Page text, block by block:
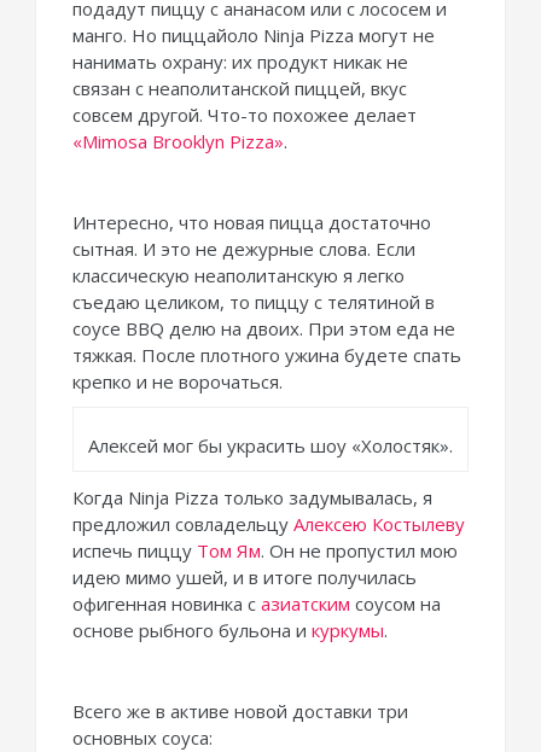
подадут пиццу с ананасом или с лососем и
манго. Но пиццайоло Ninja Pizza могут не
нанимать охрану: их продукт никак не
связан с неаполитанской пиццей, вкус
совсем другой. Что-то похожее делает
«Mimosa Brooklyn Pizza».
Интересно, что новая пицца достаточно
сытная. И это не дежурные слова. Если
классическую неаполитанскую я легко
съедаю целиком, то пиццу с телятиной в
соусе BBQ делю на двоих. При этом еда не
тяжкая. После плотного ужина будете спать
крепко и не ворочаться.
Алексей мог бы украсить шоу «Холостяк».
Когда Ninja Pizza только задумывалась, я
предложил совладельцу Алексею Костылеву
испечь пиццу Том Ям. Он не пропустил мою
идею мимо ушей, и в итоге получилась
офигенная новинка с азиатским соусом на
основе рыбного бульона и куркумы.
Всего же в активе новой доставки три
основных соуса: